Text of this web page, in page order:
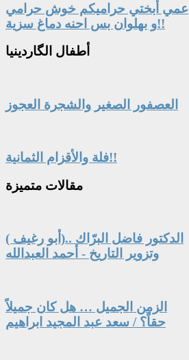
عمي أبختي حراميكم خوش حرامي
و بهلوان بس احنه دماغ سزية!!
أطفال الگاردينيا
العصفور الصغير والشجرة العجوز
فلة والأقزام الثمانية!!
مقالات متميزة
الدكتور فاضل البرّاك ..(أبو رغيف )
وتزوير التاريخ - أحمد العبدالله
الزمن الجميل … هل كان جميلاً
حقاً؟ / سعد عبد المجيد ابراهيم